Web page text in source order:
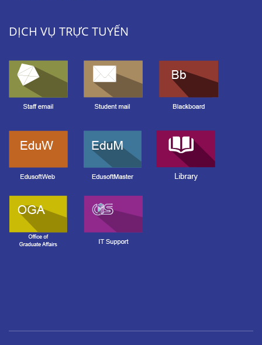
DỊCH VỤ TRỰC TUYẾN